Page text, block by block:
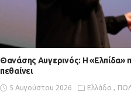
Θανάσης Αυγερινός: Η «Ελπίδα»
πεθαίνει
5 Αυγούστου 2026 Ελλάδα